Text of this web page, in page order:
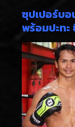
ซุปเปอร์บอ
พร้อมปะทะ